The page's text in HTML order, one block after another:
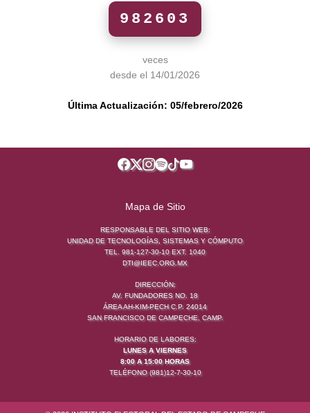
982603
veces
desde el 14/01/2026
Última Actualización: 05/febrero/2026
Mapa de Sitio
RESPONSABLE DEL SITIO WEB:
UNIDAD DE TECNOLOGÍAS, SISTEMAS Y CÓMPUTO
TEL. 981-127-30-10 EXT. 1040
DTI@IEEC.ORG.MX
DIRECCIÓN:
AV. FUNDADORES NO. 18
ÁREA AH-KIM-PECH C.P. 24014
SAN FRANCISCO DE CAMPECHE, CAMP.
HORARIO DE LABORES:
LUNES A VIERNES
8:00 A 15:00 HORAS
TELÉFONO (981)12-7-30-10